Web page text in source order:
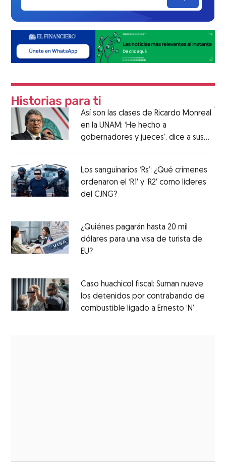
Así son las clases de Ricardo Monreal
en la UNAM: ‘He hecho a
gobernadores y jueces’, dice a sus
alumnos
Los sanguinarios ‘Rs’: ¿Qué crímenes
ordenaron el ‘R1′ y ‘R2′ como líderes
del CJNG?
¿Quiénes pagarán hasta 20 mil
dólares para una visa de turista de
EU?
Caso huachicol fiscal: Suman nueve
los detenidos por contrabando de
combustible ligado a Ernesto ‘N’